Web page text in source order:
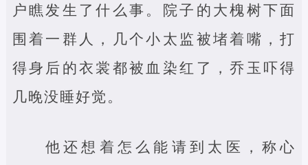
户瞧发生了什么事。院子的大槐树下面
围着一群人，几个小太监被堵着嘴，打
得身后的衣裳都被血染红了，乔玉吓得
几晚没睡好觉。
他还想着怎么能请到太医，称心